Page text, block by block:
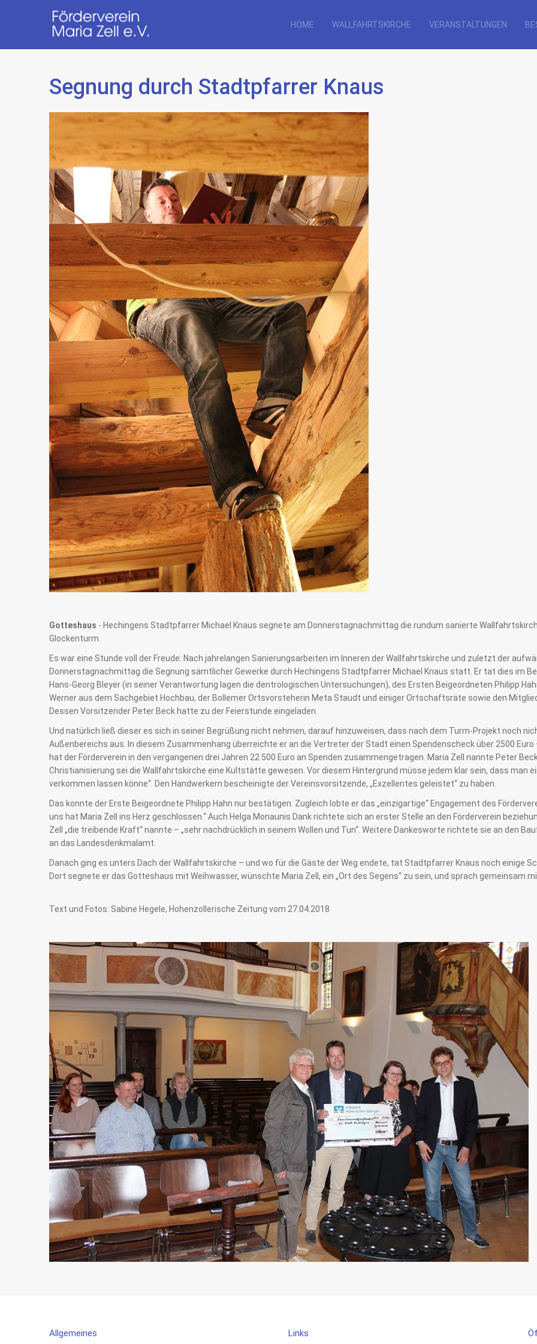
HOME WALLFAHRTSKIRCHE VERANSTALTUNGEN
Segnung durch Stadtpfarrer Knaus
Gotteshaus - Hechingens Stadtpfarrer Michael Knaus segnete am Donnerstagnachmittag die rundum sanierte
Glockenturm.
Es war eine Stunde voll der Freude: Nach jahrelangen Sanierungsarbeiten im Inneren der Wallfahrtskirche und zuletzt der
Donnerstagnachmittag die Segnung sämtlicher Gewerke durch Hechingens Stadtpfarrer Michael Knaus statt. Er tat dies im
Hans-Georg Bleyer (in seiner Verantwortung lagen die dentrologischen Untersuchungen), des Ersten Beigeordneten Philipp
Werner aus dem Sachgebiet Hochbau, der Bollemer Ortsvorsteherin Meta Staudt und einiger Ortschaftsräte sowie den
Dessen Vorsitzender Peter Beck hatte zu der Feierstunde eingeladen.
Und natürlich ließ dieser es sich in seiner Begrüßung nicht nehmen, darauf hinzuweisen, dass nach dem Turm-Projekt noch
Außenbereichs aus. In diesem Zusammenhang überreichte er an die Vertreter der Stadt einen Spendenscheck über 2500
hat der Förderverein in den vergangenen drei Jahren 22 500 Euro an Spenden zusammengetragen. Maria Zell nannte Peter
Christianisierung sei die Wallfahrtskirche eine Kultstätte gewesen. Vor diesem Hintergrund müsse jedem klar sein, dass man
verkommen lassen könne“. Den Handwerkern bescheinigte der Vereinsvorsitzende, „Exzellentes geleistet“ zu haben.
Das konnte der Erste Beigeordnete Philipp Hahn nur bestätigen. Zugleich lobte er das „einzigartige“ Engagement des
uns hat Maria Zell ins Herz geschlossen.“ Auch Helga Monaunis Dank richtete sich an erster Stelle an den Förderverein
Zell „die treibende Kraft“ nannte – „sehr nachdrücklich in seinem Wollen und Tun“. Weitere Dankesworte richtete sie an den
an das Landesdenkmalamt.
Danach ging es unters Dach der Wallfahrtskirche – und wo für die Gäste der Weg endete, tat Stadtpfarrer Knaus noch einige
Dort segnete er das Gotteshaus mit Weihwasser, wünschte Maria Zell, ein „Ort des Segens“ zu sein, und sprach gemeinsam
Text und Fotos: Sabine Hegele, Hohenzollerische Zeitung vom 27.04.2018
Allgemeines Links